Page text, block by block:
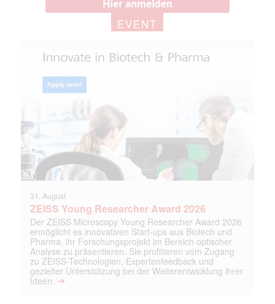
EVENT
31. August
ZEISS Young Researcher Award 2026
Der ZEISS Microscopy Young Researcher Award 2026
ermöglicht es innovativen Start-ups aus Biotech und
Pharma, ihr Forschungsprojekt im Bereich optischer
Analyse zu präsentieren. Sie profitieren vom Zugang
zu ZEISS-Technologien, Expertenfeedback und
gezielter Unterstützung bei der Weiterentwicklung ihrer
Ideen. ➔